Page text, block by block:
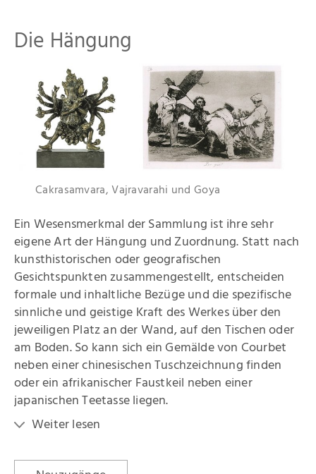
Die Hängung
Cakrasamvara, Vajravarahi und Goya
Ein Wesensmerkmal der Sammlung ist ihre sehr
eigene Art der Hängung und Zuordnung. Statt nach
kunsthistorischen oder geografischen
Gesichtspunkten zusammengestellt, entscheiden
formale und inhaltliche Bezüge und die spezifische
sinnliche und geistige Kraft des Werkes über den
jeweiligen Platz an der Wand, auf den Tischen oder
am Boden. So kann sich ein Gemälde von Courbet
neben einer chinesischen Tuschzeichnung finden
oder ein afrikanischer Faustkeil neben einer
japanischen Teetasse liegen.
Weiter lesen